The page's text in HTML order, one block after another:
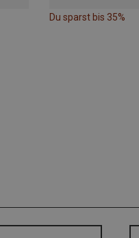
Du sparst bis 35%